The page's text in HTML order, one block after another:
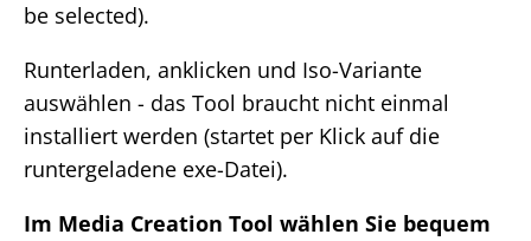
be selected).
Runterladen, anklicken und Iso-Variante
auswählen - das Tool braucht nicht einmal
installiert werden (startet per Klick auf die
runtergeladene exe-Datei).
Im Media Creation Tool wählen Sie bequem